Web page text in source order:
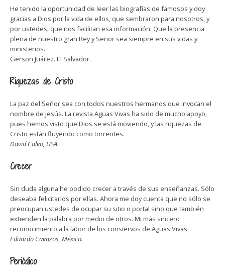
He tenido la oportunidad de leer las biografías de famosos y doy
gracias a Dios por la vida de ellos, que sembraron para nosotros, y
por ustedes, que nos facilitan esa información. Que la presencia
plena de nuestro gran Rey y Señor sea siempre en sus vidas y
ministerios.
Gerson Juárez. El Salvador.
Riquezas de Cristo
La paz del Señor sea con todos nuestros hermanos que invocan el
nombre de Jesús. La revista Aguas Vivas ha sido de mucho apoyo,
pues hemos visto que Dios se está moviendo, y las riquezas de
Cristo están fluyendo como torrentes.
David Calvo, USA.
Crecer
Sin duda alguna he podido crecer a través de sus enseñanzas. Sólo
deseaba felicitarlos por ellas. Ahora me doy cuenta que no sólo se
preocupan ustedes de ocupar su sitio o portal sino que también
extienden la palabra por medio de otros. Mi más sincero
reconocimiento a la labor de los consiervos de Aguas Vivas.
Eduardo Cavazos, México.
Periódico